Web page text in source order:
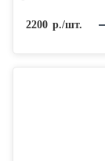
2200 р./шт.